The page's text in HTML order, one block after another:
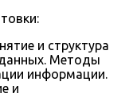
и структура
данных. Методы
информации.
и